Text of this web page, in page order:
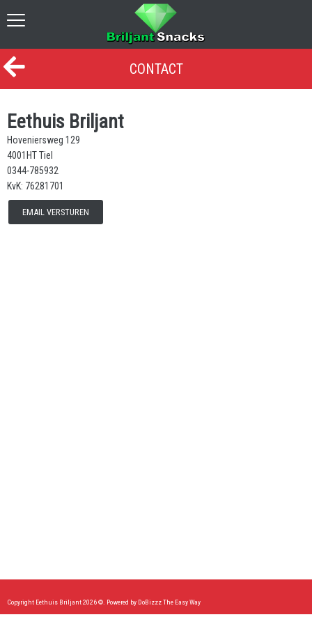
CONTACT
Eethuis Briljant
Hoveniersweg 129
4001HT Tiel
0344-785932
KvK: 76281701
EMAIL VERSTUREN
Copyright Eethuis Briljant 2026 ©. Powered by DoBizzz The Easy Way